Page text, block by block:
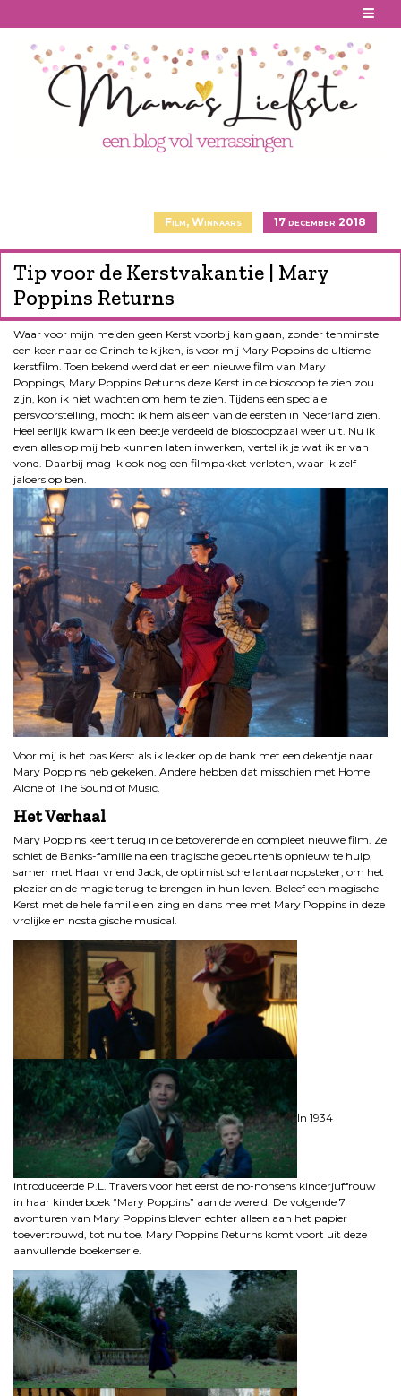
Film, Winnaars 17 december 2018
Tip voor de Kerstvakantie | Mary
Poppins Returns
Waar voor mijn meiden geen Kerst voorbij kan gaan, zonder tenminste
een keer naar de Grinch te kijken, is voor mij Mary Poppins de ultieme
kerstfilm. Toen bekend werd dat er een nieuwe film van Mary
Poppings, Mary Poppins Returns deze Kerst in de bioscoop te zien zou
zijn, kon ik niet wachten om hem te zien. Tijdens een speciale
persvoorstelling, mocht ik hem als één van de eersten in Nederland zien.
Heel eerlijk kwam ik een beetje verdeeld de bioscoopzaal weer uit. Nu ik
even alles op mij heb kunnen laten inwerken, vertel ik je wat ik er van
vond. Daarbij mag ik ook nog een filmpakket verloten, waar ik zelf
jaloers op ben.
Voor mij is het pas Kerst als ik lekker op de bank met een dekentje naar
Mary Poppins heb gekeken. Andere hebben dat misschien met Home
Alone of The Sound of Music.
Het Verhaal
Mary Poppins keert terug in de betoverende en compleet nieuwe film. Ze
schiet de Banks-familie na een tragische gebeurtenis opnieuw te hulp,
samen met Haar vriend Jack, de optimistische lantaarnopsteker, om het
plezier en de magie terug te brengen in hun leven. Beleef een magische
Kerst met de hele familie en zing en dans mee met Mary Poppins in deze
vrolijke en nostalgische musical.
In 1934
introduceerde P.L. Travers voor het eerst de no-nonsens kinderjuffrouw
in haar kinderboek “Mary Poppins” aan de wereld. De volgende 7
avonturen van Mary Poppins bleven echter alleen aan het papier
toevertrouwd, tot nu toe. Mary Poppins Returns komt voort uit deze
aanvullende boekenserie.